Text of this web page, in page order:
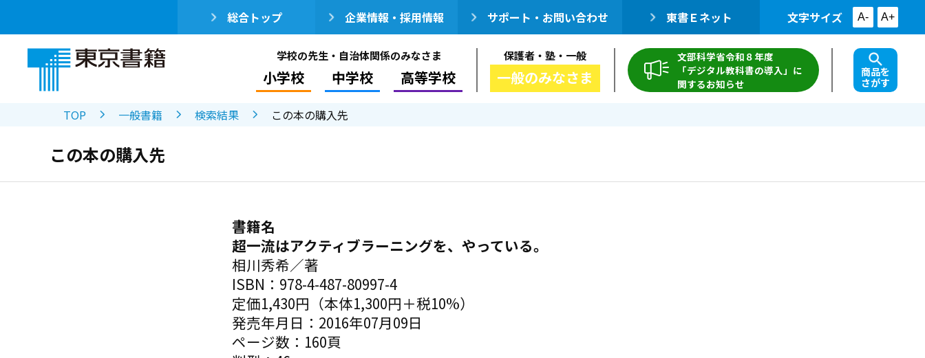
総合トップ 企業情報・採用情報 サポート・お問い合わせ 東書Ｅネット 文字サイズ A- A+
学校の先生・自治体関係のみなさま
小学校 中学校 高等学校
保護者・塾・一般
一般のみなさま
文部科学省令和８年度
「デジタル教科書の導入」に
関するお知らせ
商品を
さがす
TOP 一般書籍 検索結果 この本の購入先
この本の購入先
書籍名
超一流はアクティブラーニングを、やっている。
相川秀希／著
ISBN：978-4-487-80997-4
定価1,430円（本体1,300円＋税10%）
発売年月日：2016年07月09日
ページ数：160頁